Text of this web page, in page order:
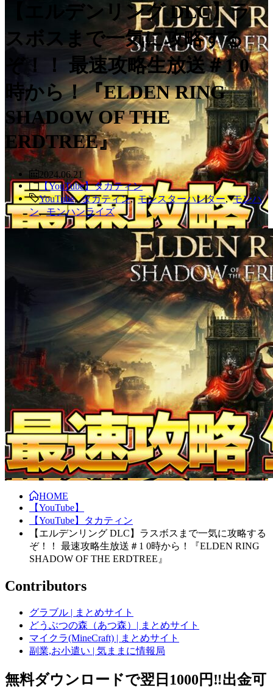
【エルデンリング DLC】ラ
スボスまで一気に攻略する
ぞ！！ 最速攻略生放送＃1 0
時から！『ELDEN RING
SHADOW OF THE
ERDTREE』
2024.06.21
【YouTube】タカティン
YouTube,タカティン,モンスターハンター,モンハ
ン,モンハンライズ
HOME
【YouTube】
【YouTube】タカティン
【エルデンリング DLC】ラスボスまで一気に攻略する
ぞ！！ 最速攻略生放送＃1 0時から！『ELDEN RING
SHADOW OF THE ERDTREE』
Contributors
グラブル | まとめサイト
どうぶつの森（あつ森）| まとめサイト
マイクラ(MineCraft) | まとめサイト
副業,お小遣い | 気ままに情報局
無料ダウンロードで翌日1000円‼️出金可